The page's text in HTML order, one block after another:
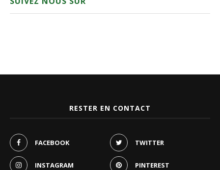
RESTER EN CONTACT
FACEBOOK TWITTER
INSTAGRAM PINTEREST